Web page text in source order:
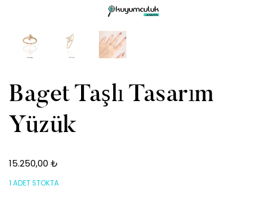
Baget Taşlı Tasarım
Yüzük
15.250,00 ₺
1 ADET STOKTA